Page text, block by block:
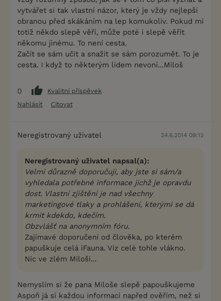
vytvářet si tak vlastní názor, který je vždy nejlepší
obranou před skákáním na lep komukoliv. Pokud mi
totiž někdo slepě věří, může poté i slepě věřit
někomu jinému. To není cesta.
Začít se sám učit a snažit se sám porozumět. To je
cesta. I když to některým lidem nevoní...Miloš
0
Kvalitní příspěvek
Nahlásit
Citovat
Neregistrovaný uživatel 24.6.2014 09:12
Neregistrovaný uživatel napsal(a):
Velmi důrazně doporučuji, aby jste si sám/a
vyhledala potřebné informace jichž je opravdu
dost. Vlastní zjištění je nad všechny
marketingové tlaky a prohlášení, kterými se dá
krmit kdekdo, kdečím.
Obzvlášť na anonymním fóru.
Zajímavé doporučení od člověka, po kterém
papuškuje celá iFauna. Viz celé tohle vlákno.
Nic ve zlém Miloši...
Nemyslím si že pana Miloše slepě papouškujeme
Aspoň já si každou informaci napřed ověřím, než si